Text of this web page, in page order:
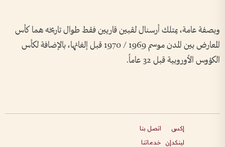
وبصفة عامة، يمتلك أرسنال لقبين قاريين فقط طوال تاريخه هما كأس
المعارض بين المدن موسم 1969 / 1970 قبل إلغائها، بالإضافة لكأس
الكؤوس الأوروبية قبل 32 عاماً.
إكس
لينكدإن
اتصل بنا
خدماتنا